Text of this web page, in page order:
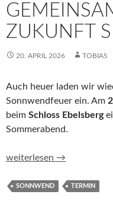
ZUKUNFT
20. APRIL 2026 TOBIAS
Auch heuer laden wir
Sonnwendfeuer ein. Am
beim Schloss Ebelsberg
Sommerabend.
Sonnwendfeuer 2026:
weiterlesen →
SONNWEND TERMIN